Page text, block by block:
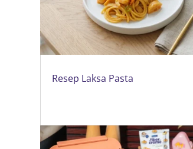
Resep Laksa Pasta